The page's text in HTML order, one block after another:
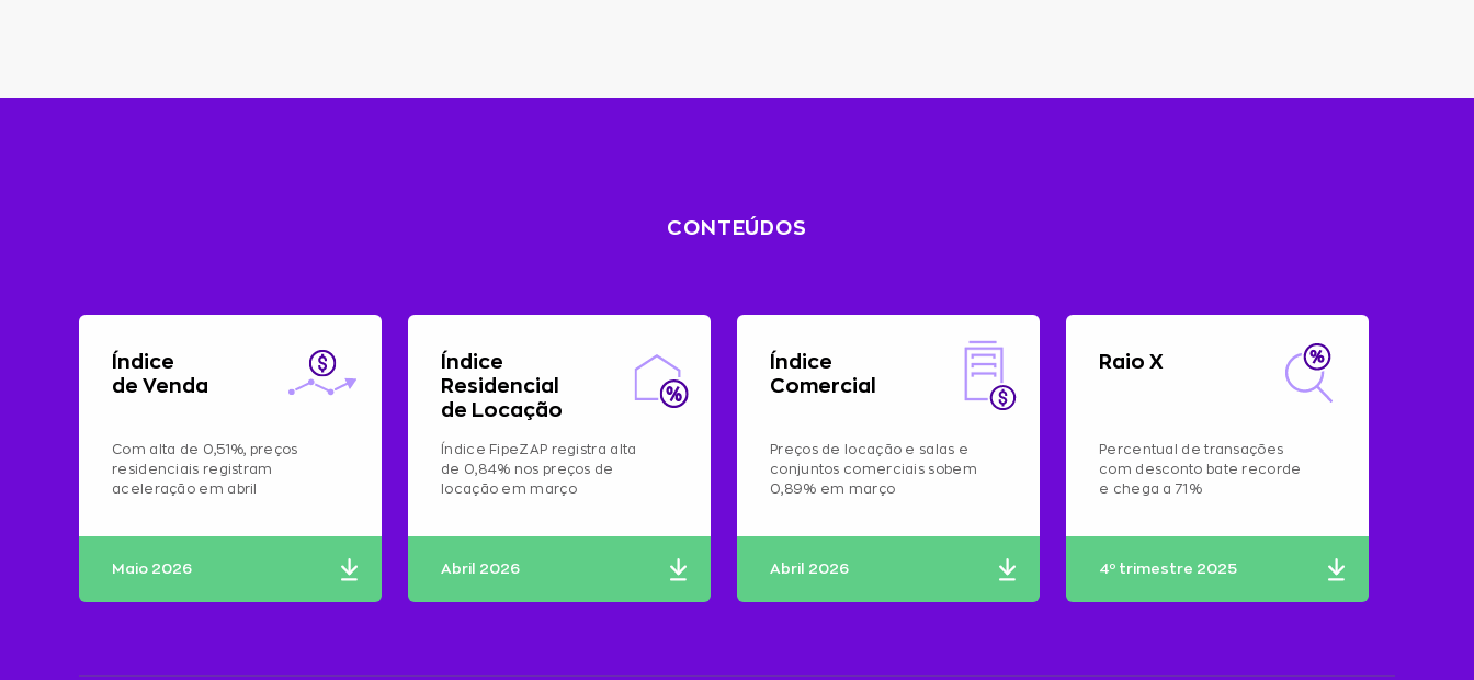
CONTEÚDOS
Índice
de Venda
Com alta de 0,51%, preços
residenciais registram
aceleração em abril
Maio 2026
Índice
Residencial
de Locação
Índice FipeZAP registra alta
de 0,84% nos preços de
locação em março
Abril 2026
Índice
Comercial
Preços de locação e salas e
conjuntos comerciais sobem
0,89% em março
Abril 2026
Raio X
Percentual de transações
com desconto bate recorde
e chega a 71%
4º trimestre 2025